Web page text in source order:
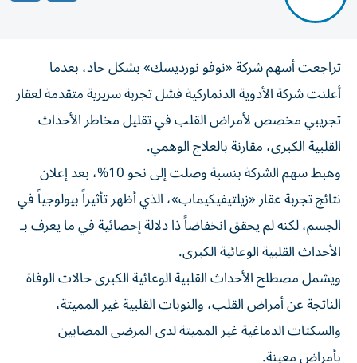
تراجعت أسهم شركة «نوفو نورديسك» بشكل حاد، بعدما
أعلنت شركة الأدوية الدنماركية فشل تجربة سريرية متقدمة لعقار
تجريبي مخصص لأمراض القلب في تقليل مخاطر الأحداث
القلبية الكبرى، مقارنة بالعلاج الوهمي.
وهبط سهم الشركة بنسبة وصلت إلى نحو 10%، بعد إعلان
نتائج تجربة عقار «زيلتيفيكيماب»، الذي أظهر تأثيراً بيولوجياً في
الجسم، لكنه لم يحقق انخفاضاً ذا دلالة إحصائية في ما يعرف بـ
الأحداث القلبية الوعائية الكبرى.
ويشمل مصطلح الأحداث القلبية الوعائية الكبرى حالات الوفاة
الناتجة عن أمراض القلب، والنوبات القلبية غير المميتة،
والسكتات الدماغية غير المميتة لدى المرضى المصابين